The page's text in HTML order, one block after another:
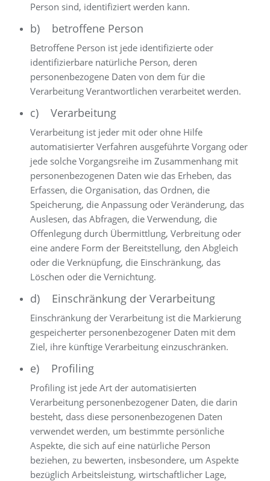
Person sind, identifiziert werden kann.
b) betroffene Person
Betroffene Person ist jede identifizierte oder
identifizierbare natürliche Person, deren
personenbezogene Daten von dem für die
Verarbeitung Verantwortlichen verarbeitet werden.
c) Verarbeitung
Verarbeitung ist jeder mit oder ohne Hilfe
automatisierter Verfahren ausgeführte Vorgang oder
jede solche Vorgangsreihe im Zusammenhang mit
personenbezogenen Daten wie das Erheben, das
Erfassen, die Organisation, das Ordnen, die
Speicherung, die Anpassung oder Veränderung, das
Auslesen, das Abfragen, die Verwendung, die
Offenlegung durch Übermittlung, Verbreitung oder
eine andere Form der Bereitstellung, den Abgleich
oder die Verknüpfung, die Einschränkung, das
Löschen oder die Vernichtung.
d) Einschränkung der Verarbeitung
Einschränkung der Verarbeitung ist die Markierung
gespeicherter personenbezogener Daten mit dem
Ziel, ihre künftige Verarbeitung einzuschränken.
e) Profiling
Profiling ist jede Art der automatisierten
Verarbeitung personenbezogener Daten, die darin
besteht, dass diese personenbezogenen Daten
verwendet werden, um bestimmte persönliche
Aspekte, die sich auf eine natürliche Person
beziehen, zu bewerten, insbesondere, um Aspekte
bezüglich Arbeitsleistung, wirtschaftlicher Lage,